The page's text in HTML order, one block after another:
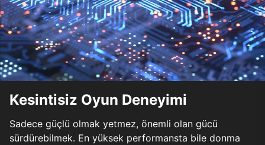
Kesintisiz Oyun Deneyimi
Sadece güçlü olmak yetmez, önemli olan gücü
sürdürebilmek. En yüksek performansta bile donma